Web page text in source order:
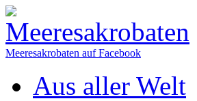
Meeresakrobaten auf Facebook
Aus aller Welt